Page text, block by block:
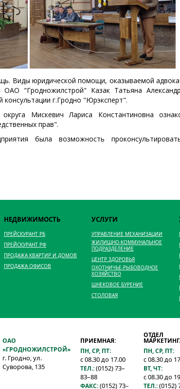
Виды юридической помощи, оказываемой
"Гродножилстрой" Казак Татьяна
консультации г.Гродно "Юрэксперт".
Мискевич Лариса Константиновна
прав".
была возможность
НЕДВИЖИМОСТЬ
ПРЕЙСКУРАНТ РБ
ПРЕЙСКУРАНТ РФ
ПРОДАЖА КВАРТИР И ДОМОВ
ПРОДАЖА ОФИСОВ
УСЛУГИ
УПРАВЛЕНИЕ МЕХАНИЗАЦИИ
ЖИЛИЩНО-КОММУНАЛЬНОЕ
ПОДРАЗДЕЛЕНИЕ
ЦЕНТР ЗДОРОВЬЯ
ОХОТНИЧЬЕ-РЫБОВОДНОЕ
ХОЗЯЙСТВО
ШНЕКОВОЕ БУРЕНИЕ
СТОЛОВАЯ
ОАО
«ГРОДНОЖИЛСТРОЙ»
г. Гродно, ул.
Суворова, 135
ПРИЕМНАЯ:
ПН, СР, ПТ:
с 08.30 до 17.00
ТЕЛ.:(0152) 73–
83–88
ФАКС:(0152) 73–
ОТДЕЛ
ПН, СР, ПТ:
с 08.30 до
ВТ, ЧТ:
с 08.30 до
ТЕЛ.:(0152)